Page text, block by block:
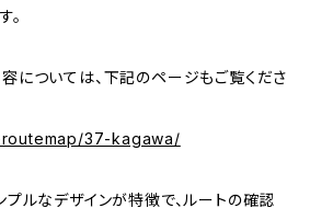
。
については、下記のページもご覧くださ
37-kagawa/
プルなデザインが特徴で、ルートの確認